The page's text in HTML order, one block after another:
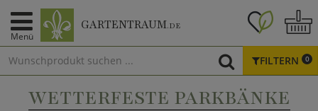
Menü
GARTENTRAUM.DE
FILTERN 0
WETTERFESTE PARKBÄNKE